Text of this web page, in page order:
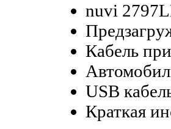
nuvi
Кабель
USB
Краткая